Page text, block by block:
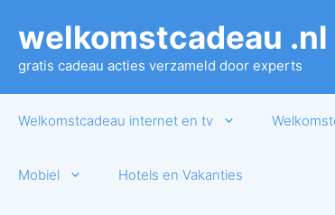
naar
inhoud
welkomstcadeau .nl
gratis cadeau acties verzameld door experts
Welkomstcadeau internet en tv
Mobiel Hotels en Vakanties